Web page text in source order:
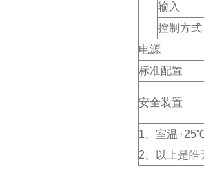
输入
控制方式
电源
标准配置
安全装置
1、室温
2、以上是皓